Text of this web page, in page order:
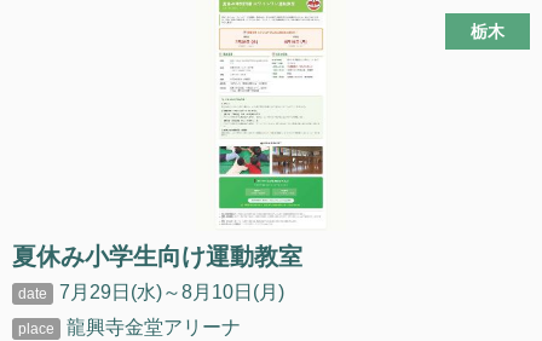
栃木
夏休み小学生向け運動教室
7月29日(水)～8月10日(月)
龍興寺金堂アリーナ